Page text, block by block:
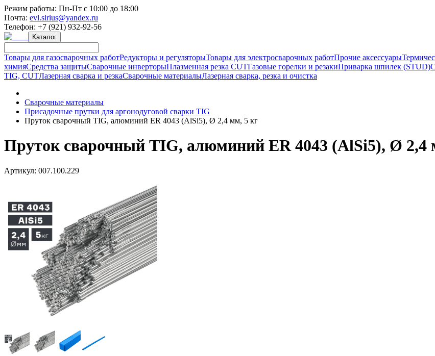
Режим работы: Пн-Пт с 10:00 до 18:00
Почта: evl.sirius@yandex.ru
Телефон: +7 (921) 932-92-56
Каталог
Товары для газосварочных работРедукторы и регуляторыТовары для электросварочных работПрочие аксессуары
химияСредства защитыСварочные инверторыПлазменная резка CUTГазовые горелки и резакиПриварка шпилек (STUD)
TIG, CUTЛазерная сварка и резкаСварочные материалыЛазерная сварка, резка и очистка
Сварочные материалы
Присадочные прутки для аргонодуговой сварки TIG
Пруток сварочный TIG, алюминий ER 4043 (AlSi5), Ø 2,4 мм, 5 кг
Пруток сварочный TIG, алюминий ER 4043 (AlSi5), Ø 2,4
Артикул: 007.100.229